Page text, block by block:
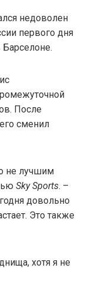
недоволен
первого дня
Барселоне.
После
сменил
не лучшим
Sky Sports. –
довольно
Это также
хотя я не